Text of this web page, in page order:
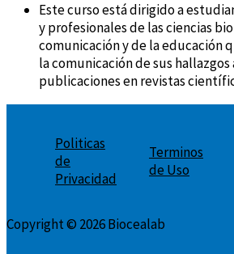
Este curso está dirigido a
y profesionales de las ciencias
comunicación y de la educación
la comunicación de sus hallazgos
publicaciones en revistas
Politicas
de
Privacidad
Terminos
de Uso
Copyright © 2026 Biocealab